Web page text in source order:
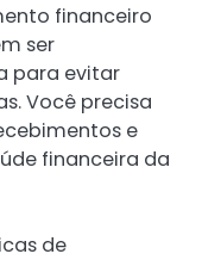
financeiro
ser
para evitar
Você precisa
e
financeira da
de